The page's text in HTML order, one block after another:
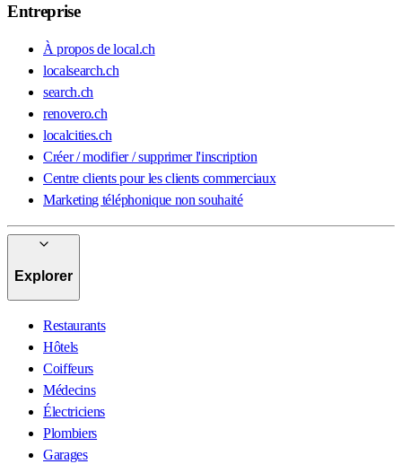
Entreprise
À propos de local.ch
localsearch.ch
search.ch
renovero.ch
localcities.ch
Créer / modifier / supprimer l'inscription
Centre clients pour les clients commerciaux
Marketing téléphonique non souhaité
Explorer
Restaurants
Hôtels
Coiffeurs
Médecins
Électriciens
Plombiers
Garages